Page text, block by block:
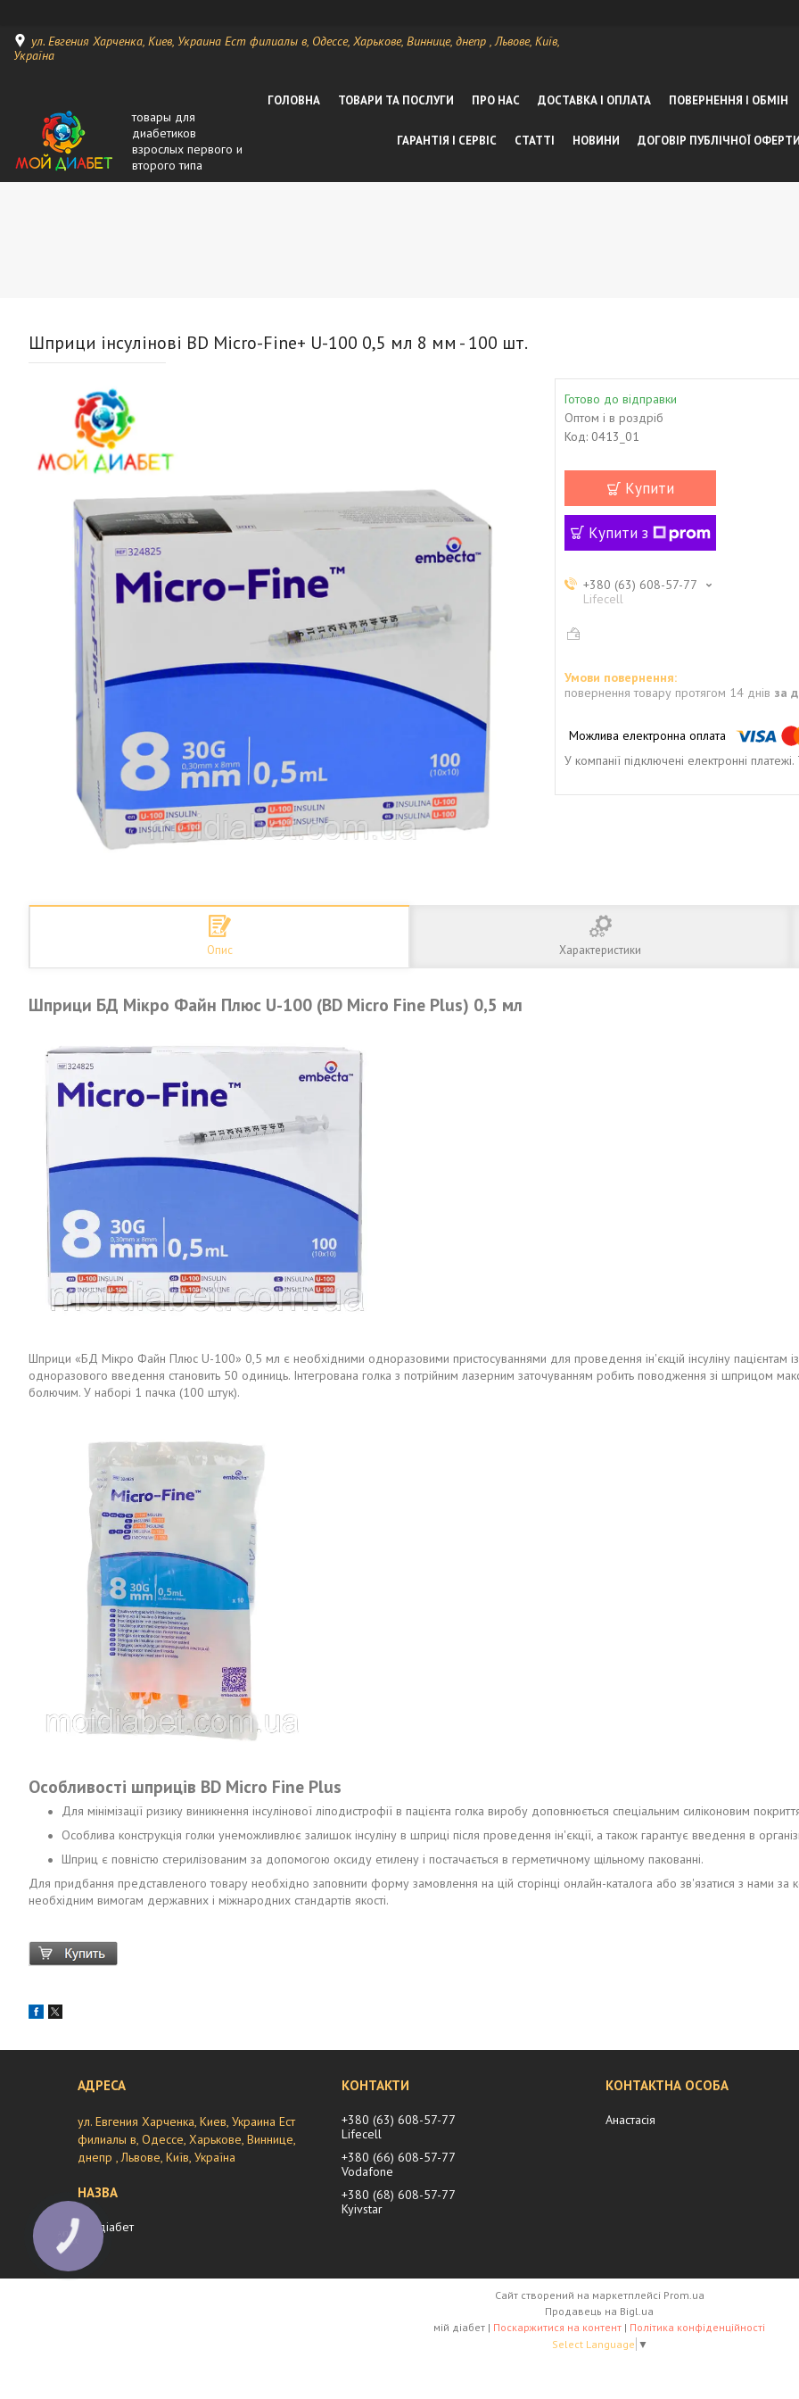
ул. Евгения Харченка, Киев, Украина Ест филиалы в, Одессе, Харькове, Виннице, днепр , Львове, Київ,
Україна
товары для
диабетиков
взрослых первого и
второго типа
ГОЛОВНА ТОВАРИ ТА ПОСЛУГИ ПРО НАС ДОСТАВКА І ОПЛАТА ПОВЕРНЕННЯ І ОБМІН
ГАРАНТІЯ І СЕРВІС СТАТТІ НОВИНИ ДОГОВІР ПУБЛІЧНОЇ ОФЕРТИ
Шприци інсулінові BD Micro-Fine+ U-100 0,5 мл 8 мм - 100 шт.
Готово до відправки
Оптом і в роздріб
Код: 0413_01
Купити
Купити з
+380 (63) 608-57-77
Lifecell
повернення товару протягом 14 днів за
У компанії підключені електронні
Опис Характеристики
Шприци БД Мікро Файн Плюс U-100 (BD Micro Fine Plus) 0,5 мл
Шприци «БД Мікро Файн Плюс U-100» 0,5 мл є необхідними одноразовими пристосуваннями для проведення ін'єкцій інсуліну пацієнтам
одноразового введення становить 50 одиниць. Інтегрована голка з потрійним лазерним заточуванням робить поводження зі шприцом
болючим. У наборі 1 пачка (100 штук).
Особливості шприців BD Micro Fine Plus
Для мінімізації ризику виникнення інсулінової ліподистрофії в пацієнта голка виробу доповнюється спеціальним силіконовим
Особлива конструкція голки унеможливлює залишок інсуліну в шприці після проведення ін'єкції, а також гарантує введення в
Шприц є повністю стерилізованим за допомогою оксиду етилену і постачається в герметичному щільному пакованні.
Для придбання представленого товару необхідно заповнити форму замовлення на цій сторінці онлайн-каталога або зв'язатися з нами
необхідним вимогам державних і міжнародних стандартів якості.
ул. Евгения Харченка, Киев, Украина Ест
филиалы в, Одессе, Харькове, Виннице,
днепр , Львове, Київ, Україна
мій діабет
+380 (63) 608-57-77
Lifecell
+380 (66) 608-57-77
Vodafone
+380 (68) 608-57-77
Kyivstar
Анастасія
Сайт створений на маркетплейсі Prom.ua
Продавець на Bigl.ua
мій діабет | Поскаржитися на контент | Політика конфіденційності
Select Language ▼